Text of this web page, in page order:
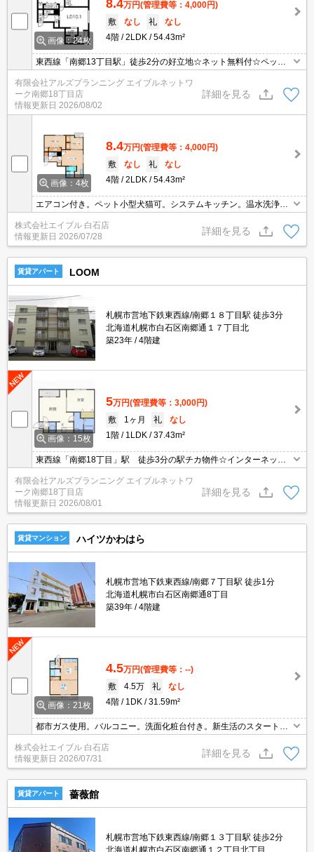
画像：24枚
8.4万円(管理費等：4,000円)
敷
なし 礼
なし
4階
2LDK 54.43m²
東西線「南郷13丁目駅」徒歩2分の好立地☆ネット無料付☆ペット
も飼育可能です♪
有限会社アルズプランニング エイブルネットワ
ーク南郷18丁目店
情報更新日 2026/08/02
詳細を見る
画像：4枚
8.4万円(管理費等：4,000円)
敷
なし 礼
なし
4階
2LDK 54.43m²
エアコン付き。ペット小型犬猫可。システムキッチン。温水洗浄便
座付き。宅配ボックスあり。オートロック。ケーブルテレビ対応(J:
COM)。初期費用クレジット払い可能。仲介手数料家賃の0.55ヵ月
分。
株式会社エイブル 白石店
情報更新日 2026/07/28
詳細を見る
賃貸アパート LOOM
札幌市営地下鉄東西線/南郷１８丁目駅 徒歩3分
北海道札幌市白石区南郷通１７丁目北
築23年
4階建
画像：15枚
5万円(管理費等：3,000円)
敷
1ヶ月 礼
なし
1階
1LDK 37.43m²
東西線「南郷18丁目」駅 徒歩3分の駅チカ物件☆インターネット
無料☆エアコン付きで暑い夏も快適です♪
有限会社アルズプランニング エイブルネットワ
ーク南郷18丁目店
情報更新日 2026/08/01
詳細を見る
賃貸マンション ハイツかわはら
札幌市営地下鉄東西線/南郷７丁目駅 徒歩1分
北海道札幌市白石区南郷通8丁目
築39年
4階建
画像：21枚
4.5万円(管理費等：--)
敷
4.5万 礼
なし
4階
1DK 31.59m²
都市ガス使用。バルコニー。洗面化粧台付き。新生活のスタートは
ここから。利便立地で新生活スタート。要火災保険。バス・トイレ
別。シューズボックス付き。エアコン付き。クレジットカードで契
約金払えます。
株式会社エイブル 白石店
情報更新日 2026/07/31
詳細を見る
賃貸アパート 薔薇館
札幌市営地下鉄東西線/南郷１３丁目駅 徒歩2分
北海道札幌市白石区南郷通１２丁目北丁目